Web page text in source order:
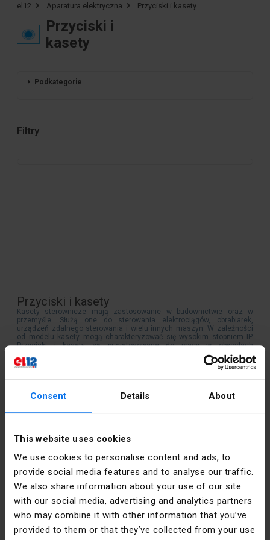
Consent Details About
This website uses cookies
We use cookies to personalise content and ads, to
provide social media features and to analyse our traffic.
We also share information about your use of our site
with our social media, advertising and analytics partners
who may combine it with other information that you’ve
provided to them or that they’ve collected from your use
el12 Aparatura elektryczna Przyciski i kasety
Przyciski i
kasety
Podkategorie
Filtry
Przyciski i kasety
Kasety sterownicze mają zastosowanie w budownictwie oraz w
przemyśle. Służą one do sterowania elektrociągów, obrabiarek,
urządzeń zdalnego sterowania i wielu innych maszyn. W zależności
od modelu kasety mogą charakteryzować się wysokim stopniem IP.
Przyciski i kasety są przystosowane do pracy w obwodach
elektrycznych o napięciu łączeniowym, nie przekraczającym 400V
prądu przemiennego oraz 230V prądu stałego.
Kontakt
poniedziałek - piątek:7:00 -
17:00
sobota:8:00 - 13:00
tel.:12 269 12 12
email: info@el12.pl